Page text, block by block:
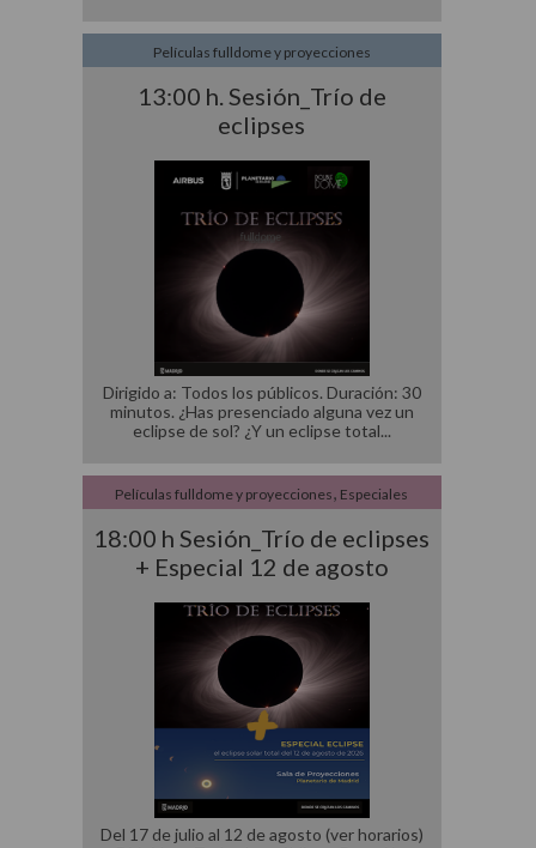
13:00 h. Sesión_Trío de
eclipses
Películas fulldome y proyecciones
Dirigido a: Todos los públicos. Duración: 30
minutos. ¿Has presenciado alguna vez un
eclipse de sol? ¿Y un eclipse total
18:00 h Sesión_Trío de eclipses
+ Especial 12 de agosto
Películas fulldome y proyecciones, Especiales
Del 17 de julio al 12 de agosto (ver horarios)